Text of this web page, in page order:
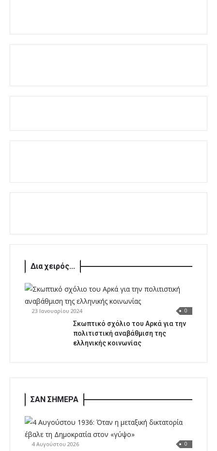
Δια χειρός...
23 Ιανουαρίου 2024 0
Σκωπτικό σχόλιο του Αρκά για την
πολιτιστική αναβάθμιση της
ελληνικής κοινωνίας
ΣΑΝ ΣΗΜΕΡΑ
4 Αυγούστου 2026 0